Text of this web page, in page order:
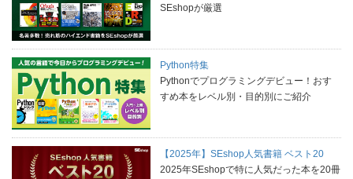
SEshopが厳選
Python特集
Pythonでプログラミングデビュー！おす
すめ本をレベル別・目的別にご紹介
【2025年】SEshop人気書籍 ベスト20
2025年SEshopで特に人気だった本を20冊